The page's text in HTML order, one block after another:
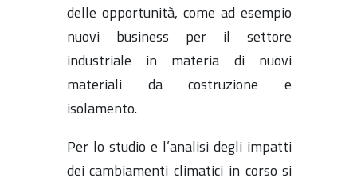
delle opportunità, come ad esempio
nuovi business per il settore
industriale in materia di nuovi
materiali da costruzione e
isolamento.
Per lo studio e l’analisi degli impatti
dei cambiamenti climatici in corso si